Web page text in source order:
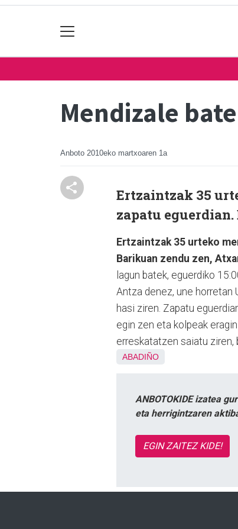
Mendizale
Anboto 2010eko martxoaren 1a
Ertzaintzak 35
zapatu
Ertzaintzak 35 urteko
Barikuan zendu zen,
lagun batek, eguerdiko
Antza denez, une horretan
hasi ziren. Zapatu
egin zen eta kolpeak
erreskatatzen saiatu ziren,
ABADIÑO
ANBOTOKIDE izatea
eta herrigintzaren
EGIN ZAITEZ KIDE!